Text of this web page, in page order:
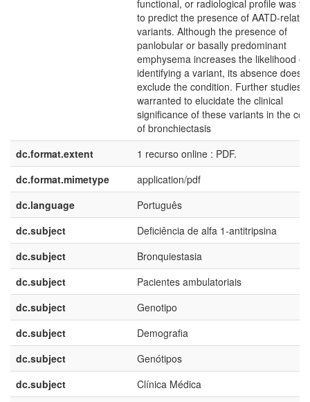
functional, or radiological profile was
to predict the presence of AATD-related
variants. Although the presence of
panlobular or basally predominant
emphysema increases the likelihood of
identifying a variant, its absence does
exclude the condition. Further studies
warranted to elucidate the clinical
significance of these variants in the
of bronchiectasis
dc.format.extent
1 recurso online : PDF.
dc.format.mimetype
application/pdf
dc.language
Português
dc.subject
Deficiência de alfa 1-antitripsina
dc.subject
Bronquiestasia
dc.subject
Pacientes ambulatoriais
dc.subject
Genotipo
dc.subject
Demografia
dc.subject
Genótipos
dc.subject
Clínica Médica